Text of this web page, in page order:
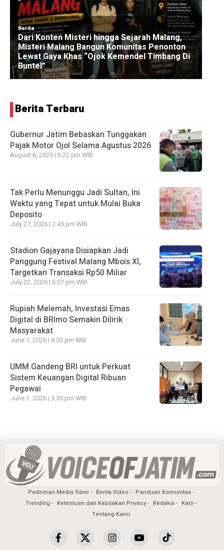
Berita Terbaru
Gubernur Jatim Bebaskan Tunggakan
Pajak Motor Ojol Selama Agustus 2026
August 6, 2026 | 6:22 pm WIB
Tak Perlu Menunggu Jadi Sultan, Ini
Waktu yang Tepat untuk Mulai Buka
Deposito
July 27, 2026 | 2:45 pm WIB
Stadion Gajayana Disiapkan Jadi
Panggung Festival Malang Mbois XI,
Targetkan Transaksi Rp50 Miliar
July 22, 2026 | 6:07 pm WIB
Rupiah Melemah, Investasi Emas
Digital di BRImo Semakin Dilirik
Masyarakat
June 1, 2026 | 8:03 pm WIB
UMM Gandeng BRI untuk Perkuat
Sistem Keuangan Digital Ribuan
Pegawai
June 1, 2026 | 3:30 pm WIB
Pedoman Media Siber Berita Video
Panduan Komunitas
Trending
Ketentuan dan Kebijakan Privacy Redaksi
Karir
Tentang Kami